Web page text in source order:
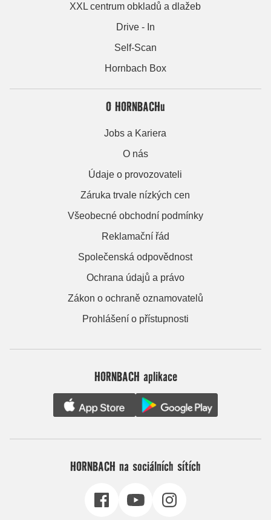
XXL centrum obkladů a dlažeb
Drive - In
Self-Scan
Hornbach Box
O HORNBACHu
Jobs a Kariera
O nás
Údaje o provozovateli
Záruka trvale nízkých cen
Všeobecné obchodní podmínky
Reklamační řád
Společenská odpovědnost
Ochrana údajů a právo
Zákon o ochraně oznamovatelů
Prohlášení o přístupnosti
HORNBACH aplikace
HORNBACH na sociálních sítích